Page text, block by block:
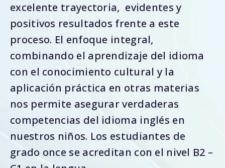
excelente trayectoria, evidentes y
positivos resultados frente a este
proceso. El enfoque integral,
combinando el aprendizaje del idioma
con el conocimiento cultural y la
aplicación práctica en otras materias
nos permite asegurar verdaderas
competencias del idioma inglés en
nuestros niños. Los estudiantes de
grado once se acreditan con el nivel B2 –